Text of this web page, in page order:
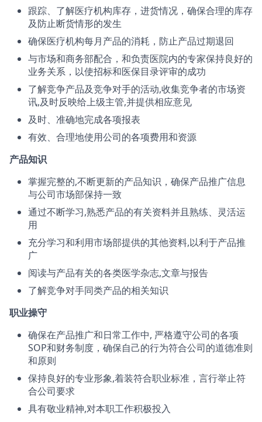
跟踪、了解医疗机构库存，进货情况，确保合理的库存
及防止断货情形的发生
确保医疗机构每月产品的消耗，防止产品过期退回
与市场和商务部配合，和负责医院内的专家保持良好的
业务关系，以使招标和医保目录评审的成功
了解竞争产品及竞争对手的活动,收集竞争者的市场资
讯,及时反映给上级主管,并提供相应意见
及时、准确地完成各项报表
有效、合理地使用公司的各项费用和资源
产品知识
掌握完整的,不断更新的产品知识，确保产品推广信息
与公司市场部保持一致
通过不断学习,熟悉产品的有关资料并且熟练、灵活运
用
充分学习和利用市场部提供的其他资料,以利于产品推
广
阅读与产品有关的各类医学杂志,文章与报告
了解竞争对手同类产品的相关知识
职业操守
确保在产品推广和日常工作中, 严格遵守公司的各项
SOP和财务制度，确保自己的行为符合公司的道德准则
和原则
保持良好的专业形象,着装符合职业标准，言行举止符
合公司要求
具有敬业精神,对本职工作积极投入